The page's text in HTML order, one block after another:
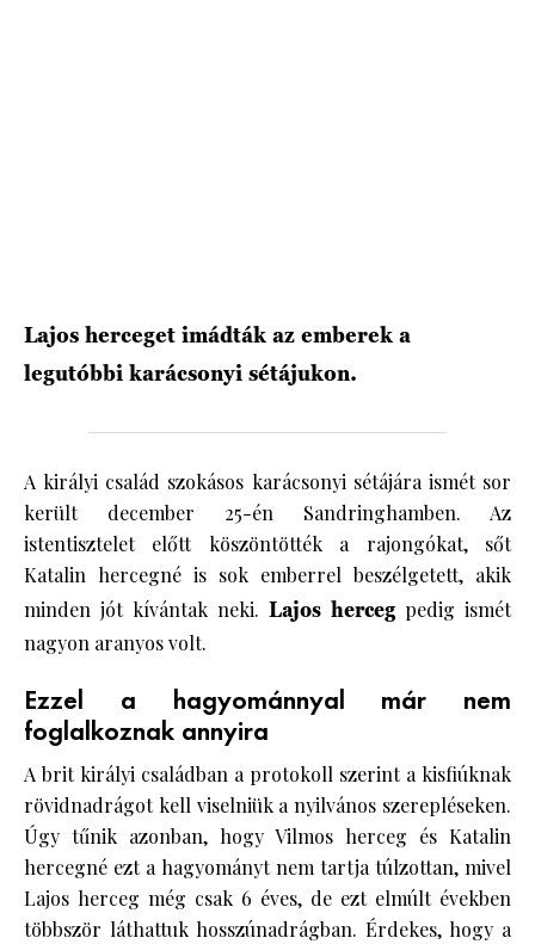
Lajos herceget imádták az emberek a
legutóbbi karácsonyi sétájukon.
A királyi család szokásos karácsonyi sétájára ismét sor
került december 25-én Sandringhamben. Az
istentisztelet előtt köszöntötték a rajongókat, sőt
Katalin hercegné is sok emberrel beszélgetett, akik
minden jót kívántak neki. Lajos herceg pedig ismét
nagyon aranyos volt.
Ezzel a hagyománnyal már nem
foglalkoznak annyira
A brit királyi családban a protokoll szerint a kisfiúknak
rövidnadrágot kell viselniük a nyilvános szerepléseken.
Úgy tűnik azonban, hogy Vilmos herceg és Katalin
hercegné ezt a hagyományt nem tartja túlzottan, mivel
Lajos herceg még csak 6 éves, de ezt elmúlt években
többször láthattuk hosszúnadrágban. Érdekes, hogy a